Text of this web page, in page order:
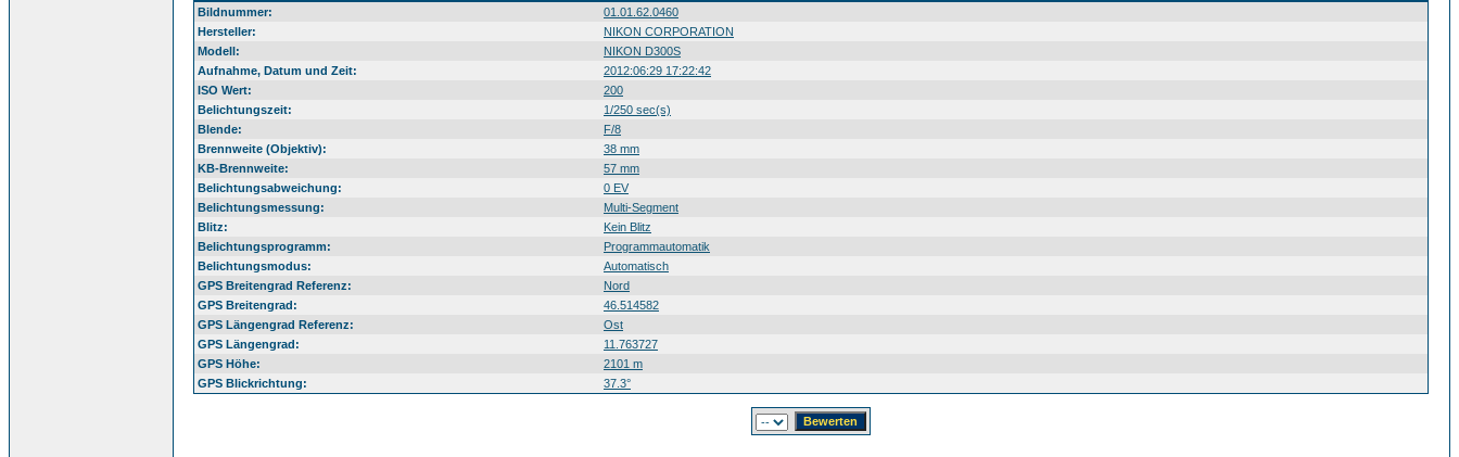
Bildnummer:
01.01.62.0460
Hersteller:
NIKON CORPORATION
Modell:
NIKON D300S
Aufnahme, Datum und Zeit:
2012:06:29 17:22:42
ISO Wert:
200
Belichtungszeit:
1/250 sec(s)
Blende:
F/8
Brennweite (Objektiv):
38 mm
KB-Brennweite:
57 mm
Belichtungsabweichung:
0 EV
Belichtungsmessung:
Multi-Segment
Blitz:
Kein Blitz
Belichtungsprogramm:
Programmautomatik
Belichtungsmodus:
Automatisch
GPS Breitengrad Referenz:
Nord
GPS Breitengrad:
46.514582
GPS Längengrad Referenz:
Ost
GPS Längengrad:
11.763727
GPS Höhe:
2101 m
GPS Blickrichtung:
37.3°